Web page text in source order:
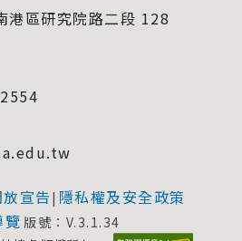
港區研究院路二段 128
宣告 | 隱私權及安全政策
覽 版號：V.3.1.34